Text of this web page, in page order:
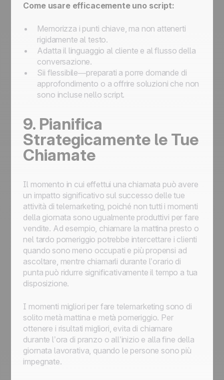
Come usare efficacemente uno script:
Memorizza i punti chiave, ma non attenerti
rigidamente al testo.
Adatta il linguaggio al cliente e al flusso della
conversazione.
Sii flessibile—preparati a porre domande di
approfondimento o a offrire soluzioni che non
sono incluse nello script.
9. Pianifica
Strategicamente le Tue
Chiamate
Il momento in cui effettui una chiamata può avere
un impatto significativo sul successo delle tue
attività di telemarketing, poiché non tutti i momenti
della giornata sono ugualmente produttivi per fare
vendite. Ad esempio, chiamare la mattina presto o
nel tardo pomeriggio potrebbe intercettare i clienti
quando sono meno occupati e più propensi ad
ascoltare, mentre chiamarli durante l’orario di
punta può ridurre significativamente il tempo a tua
disposizione.
I momenti migliori per fare telemarketing sono di
solito metà mattina e metà pomeriggio. Per
ottenere i risultati migliori, evita di chiamare
durante l’ora di pranzo o all’inizio e alla fine della
giornata lavorativa, quando le persone sono più
impegnate.